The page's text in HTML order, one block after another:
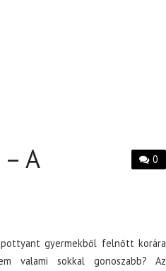
0
A
gyermekből felnőtt korára
valami sokkal gonoszabb? Az